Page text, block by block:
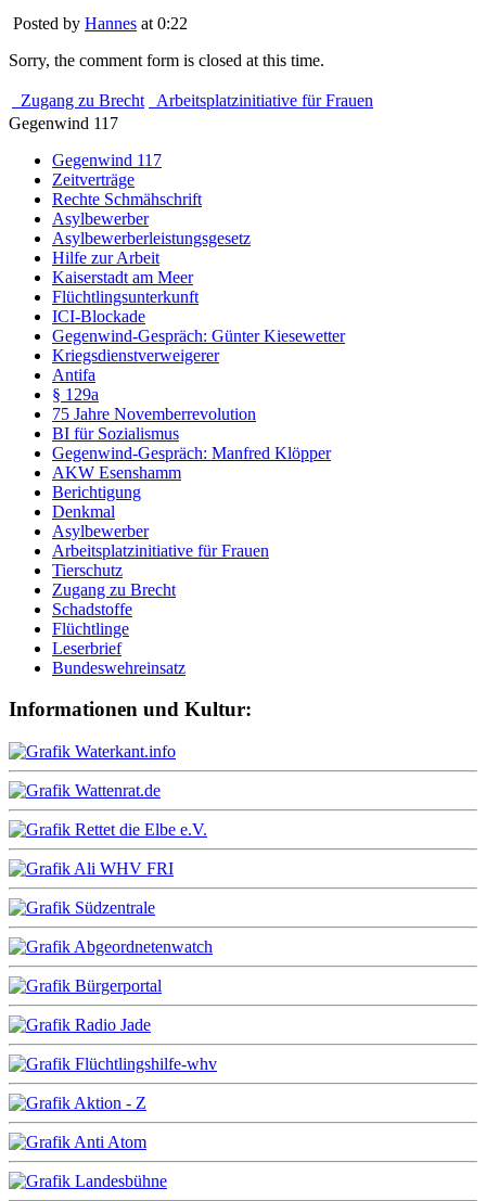
Posted by Hannes at 0:22
Sorry, the comment form is closed at this time.
Zugang zu Brecht
Arbeitsplatzinitiative für Frauen
Gegenwind 117
Gegenwind 117
Zeitverträge
Rechte Schmähschrift
Asylbewerber
Asylbewerberleistungsgesetz
Hilfe zur Arbeit
Kaiserstadt am Meer
Flüchtlingsunterkunft
ICI-Blockade
Gegenwind-Gespräch: Günter Kiesewetter
Kriegsdienstverweigerer
Antifa
§ 129a
75 Jahre Novemberrevolution
BI für Sozialismus
Gegenwind-Gespräch: Manfred Klöpper
AKW Esenshamm
Berichtigung
Denkmal
Asylbewerber
Arbeitsplatzinitiative für Frauen
Tierschutz
Zugang zu Brecht
Schadstoffe
Flüchtlinge
Leserbrief
Bundeswehreinsatz
Informationen und Kultur: